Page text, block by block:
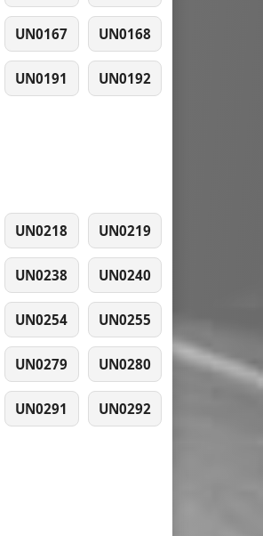
UN0167 UN0168
UN0191 UN0192
UN0218 UN0219
UN0238 UN0240
UN0254 UN0255
UN0279 UN0280
UN0291 UN0292